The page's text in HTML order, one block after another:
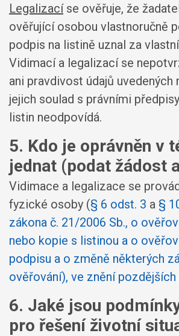
Legalizacíse ověřuje, že
ověřující osobou vlastnoručně
podpis na listině uznal za
Vidimací a legalizací se
ani pravdivost údajů uvedených
jejich soulad s právními
listin neodpovídá.
5. Kdo je oprávněn v
jednat (podat žádost
Vidimace a legalizace se
fyzické osoby (§ 6 odst. 3 a §
zákona č. 21/2006 Sb., o
nebo kopie s listinou a o
podpisu a o změně některých
ověřování), ve znění
6. Jaké jsou
pro řešení životní